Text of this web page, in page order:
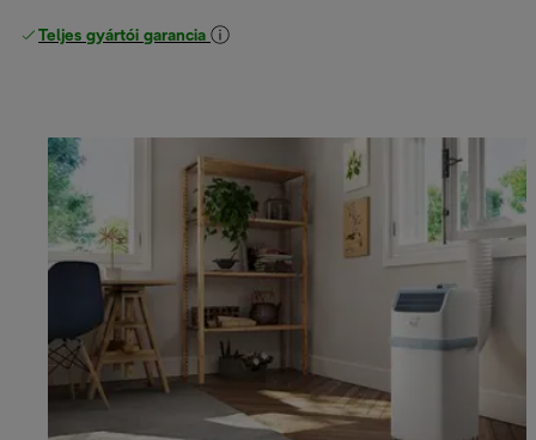
Teljes gyártói garancia